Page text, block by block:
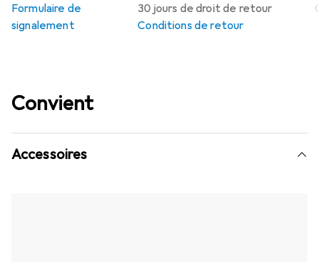
30 jours de droit de retour
Conditions de retour
Formulaire de
signalement
Convient
Accessoires